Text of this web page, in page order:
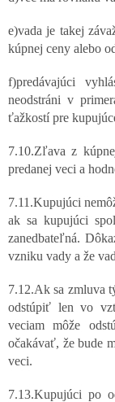
e)vada je takej
kúpnej ceny alebo
f)predávajúci
neodstráni v
ťažkostí pre
7.10.Zľava z
predanej veci a
7.11.Kupujúci
ak sa kupujúci
zanedbateľná.
vzniku vady a že
7.12.Ak sa zmluva
odstúpiť len vo
veciam môže
očakávať, že bude
veci.
7.13.Kupujúci po